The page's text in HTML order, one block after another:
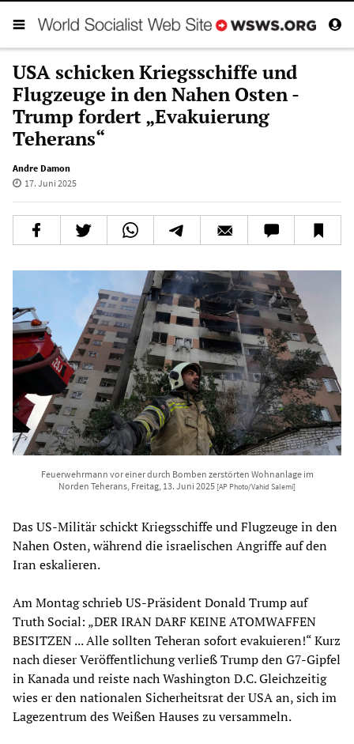
USA schicken Kriegsschiffe und
Flugzeuge in den Nahen Osten -
Trump fordert „Evakuierung
Teherans“
Andre Damon
17. Juni 2025
Feuerwehrmann vor einer durch Bomben zerstörten Wohnanlage im
Norden Teherans, Freitag, 13. Juni 2025 [AP Photo/Vahid Salemi]
Das US-Militär schickt Kriegsschiffe und Flugzeuge in den
Nahen Osten, während die israelischen Angriffe auf den
Iran eskalieren.
Am Montag schrieb US-Präsident Donald Trump auf
Truth Social: „DER IRAN DARF KEINE ATOMWAFFEN
BESITZEN ... Alle sollten Teheran sofort evakuieren!“ Kurz
nach dieser Veröffentlichung verließ Trump den G7-Gipfel
in Kanada und reiste nach Washington D.C. Gleichzeitig
wies er den nationalen Sicherheitsrat der USA an, sich im
Lagezentrum des Weißen Hauses zu versammeln.